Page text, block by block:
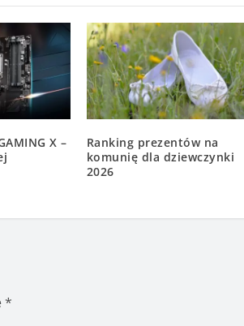
X –
Ranking prezentów na
komunię dla dziewczynki
2026
*